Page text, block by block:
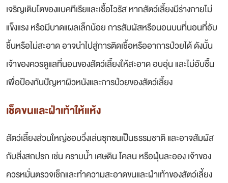
เจริญเติบโตของแบคทีเรียและเชื้อไวรัส หากสัตว์เลี้ยงมีร่างกายไม่
แข็งแรง หรือมีบาดแผลเล็กน้อย การสัมผัสหรือนอนบนที่นอนที่อับ
ชื้นหรือไม่สะอาด อาจนำไปสู่การติดเชื้อหรืออาการป่วยได้ ดังนั้น
เจ้าของควรดูแลที่นอนของสัตว์เลี้ยงให้สะอาด อบอุ่น และไม่อับชื้น
เพื่อป้องกันปัญหาผิวหนังและการป่วยของสัตว์เลี้ยง
เช็ดขนและฝ่าเท้าให้แห้ง
สัตว์เลี้ยงส่วนใหญ่ชอบวิ่งเล่นซุกซนเป็นธรรมชาติ และอาจสัมผัส
กับสิ่งสกปรก เช่น คราบน้ำ เศษดิน โคลน หรือฝุ่นละออง เจ้าของ
ควรหมั่นตรวจเช็กและทำความสะอาดขนและฝ่าเท้าของสัตว์เลี้ยง